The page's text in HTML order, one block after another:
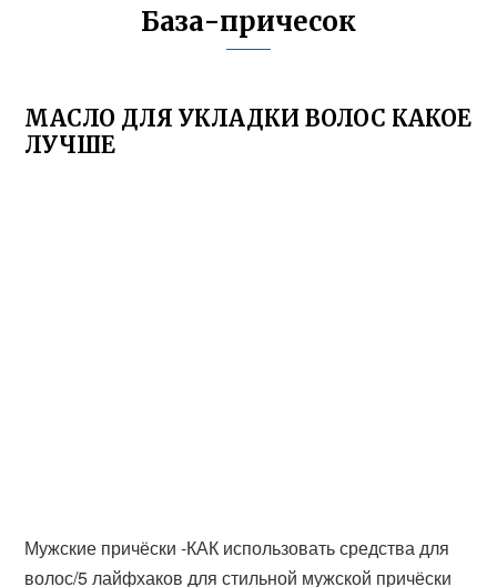
База-причесок
МАСЛО ДЛЯ УКЛАДКИ ВОЛОС КАКОЕ
ЛУЧШЕ
Мужские причёски -КАК использовать средства для
волос/5 лайфхаков для стильной мужской причёски